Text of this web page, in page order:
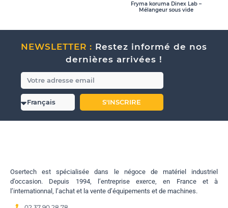
Fryma koruma Dinex Lab –
Mélangeur sous vide
NEWSLETTER : Restez informé de nos
dernières arrivées !
S'INSCRIRE
Osertech est spécialisée dans le négoce de matériel industriel
d’occasion. Depuis 1994, l’entreprise exerce, en France et à
l’internationnal, l’achat et la vente d’équipements et de machines.